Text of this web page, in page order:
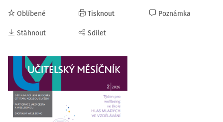
Oblíbené
Stáhnout
Tisknout
Sdílet
Poznámka